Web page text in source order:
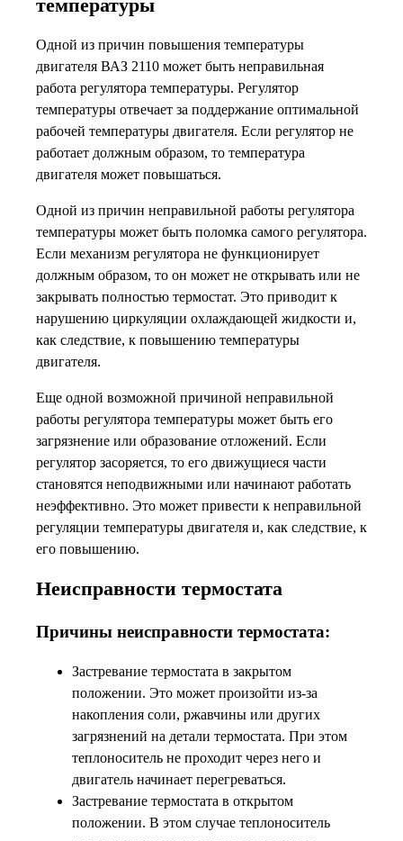
температуры
Одной из причин повышения температуры
двигателя ВАЗ 2110 может быть неправильная
работа регулятора температуры. Регулятор
температуры отвечает за поддержание оптимальной
рабочей температуры двигателя. Если регулятор не
работает должным образом, то температура
двигателя может повышаться.
Одной из причин неправильной работы регулятора
температуры может быть поломка самого регулятора.
Если механизм регулятора не функционирует
должным образом, то он может не открывать или не
закрывать полностью термостат. Это приводит к
нарушению циркуляции охлаждающей жидкости и,
как следствие, к повышению температуры
двигателя.
Еще одной возможной причиной неправильной
работы регулятора температуры может быть его
загрязнение или образование отложений. Если
регулятор засоряется, то его движущиеся части
становятся неподвижными или начинают работать
неэффективно. Это может привести к неправильной
регуляции температуры двигателя и, как следствие, к
его повышению.
Неисправности термостата
Причины неисправности термостата:
Застревание термостата в закрытом
положении. Это может произойти из-за
накопления соли, ржавчины или других
загрязнений на детали термостата. При этом
теплоноситель не проходит через него и
двигатель начинает перегреваться.
Застревание термостата в открытом
положении. В этом случае теплоноситель